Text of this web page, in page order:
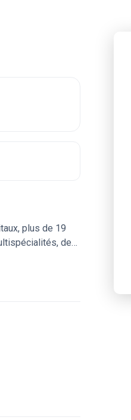
plus de 19
des
afin